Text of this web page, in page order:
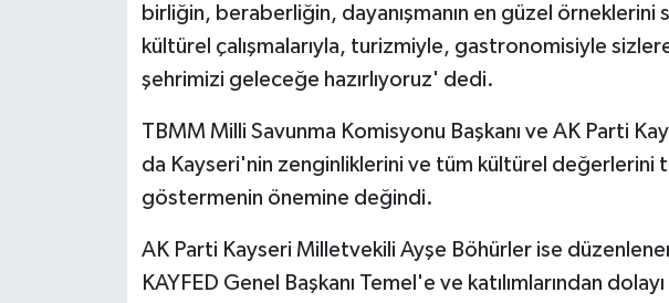
birliğin, beraberliğin, dayanışmanın en güzel örneklerini
kültürel çalışmalarıyla, turizmiyle, gastronomisiyle sizlere
şehrimizi geleceğe hazırlıyoruz' dedi.
TBMM Milli Savunma Komisyonu Başkanı ve AK Parti
da Kayseri'nin zenginliklerini ve tüm kültürel değerlerini
göstermenin önemine değindi.
AK Parti Kayseri Milletvekili Ayşe Böhürler ise
KAYFED Genel Başkanı Temel'e ve katılımlarından